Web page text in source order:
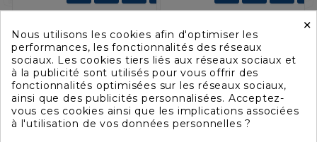
Caisse
Médicale
4 tiroirs
aluminium,
verte
Référence
:HG-
474MEDCHEST34DV
Caisse
Médicale
8 tiroirs
aluminium,
noire
Référence
:HG-
×
Nous utilisons les cookies afin d'optimiser les
performances, les fonctionnalités des réseaux
sociaux. Les cookies tiers liés aux réseaux sociaux et
à la publicité sont utilisés pour vous offrir des
fonctionnalités optimisées sur les réseaux sociaux,
ainsi que des publicités personnalisées. Acceptez-
vous ces cookies ainsi que les implications associées
à l'utilisation de vos données personnelles ?